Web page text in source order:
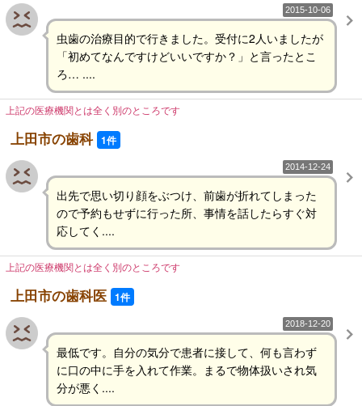
2015-10-06
虫歯の治療目的で行きました。受付に2人いましたが
「初めてなんですけどいいですか？」と言ったとこ
ろ… ....
上記の医療機関とは全く別のところです
上田市の歯科 1件
2014-12-24
出先で思い切り顔をぶつけ、前歯が折れてしまった
ので予約もせずに行った所、事情を話したらすぐ対
応してく....
上記の医療機関とは全く別のところです
上田市の歯科医 1件
2018-12-20
最低です。自分の気分で患者に接して、何も言わず
に口の中に手を入れて作業。まるで物体扱いされ気
分が悪く....